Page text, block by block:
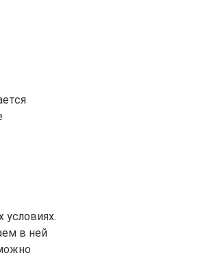
условиях.
в ней